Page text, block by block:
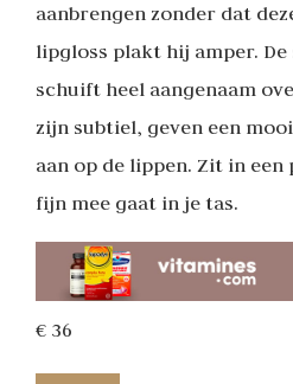
aanbrengen zonder dat
lipgloss plakt hij amper.
schuift heel aangenaam
zijn subtiel, geven een
aan op de lippen. Zit in
fijn mee gaat in je tas.
€ 36